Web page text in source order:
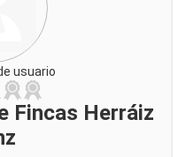
usuario
Fincas Herráiz